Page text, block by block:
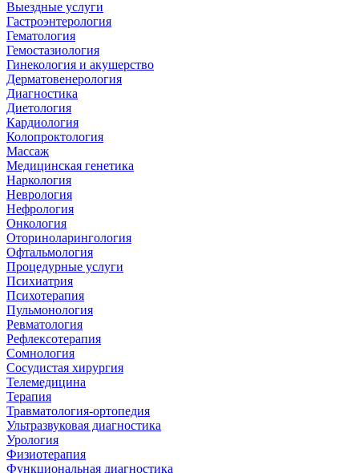
Выездные услуги
Гастроэнтерология
Гематология
Гемостазиология
Гинекология и акушерство
Дерматовенерология
Диагностика
Диетология
Кардиология
Колопроктология
Массаж
Медицинская генетика
Наркология
Неврология
Нефрология
Онкология
Оториноларингология
Офтальмология
Процедурные услуги
Психиатрия
Психотерапия
Пульмонология
Ревматология
Рефлексотерапия
Сомнология
Сосудистая хирургия
Телемедицина
Терапия
Травматология-ортопедия
Ультразвуковая диагностика
Урология
Физиотерапия
Функциональная диагностика